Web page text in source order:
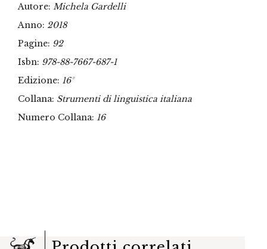
Autore: Michela Gardelli
Anno: 2018
Pagine: 92
Isbn: 978-88-7667-687-1
Edizione: 16°
Collana: Strumenti di linguistica italiana
Numero Collana: 16